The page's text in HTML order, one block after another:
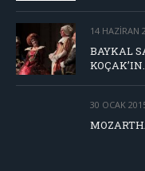
14 HAZIRAN
BAYKAL
30 OCAK